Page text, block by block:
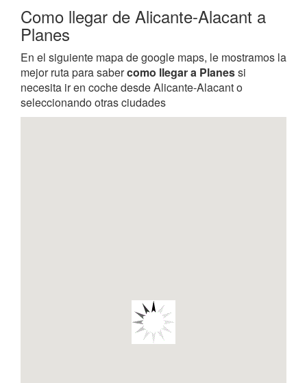
Como llegar de Alicante-Alacant a
Planes
En el siguiente mapa de google maps, le mostramos la
mejor ruta para sabercomo llegar a Planessi
necesita ir en coche desde Alicante-Alacant o
seleccionando otras ciudades